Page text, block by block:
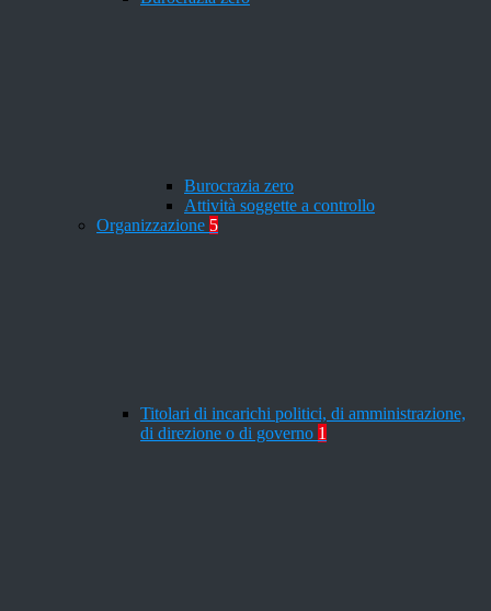
Burocrazia zero
Attività soggette a controllo
Organizzazione 5
Titolari di incarichi politici, di amministrazione,
di direzione o di governo 1